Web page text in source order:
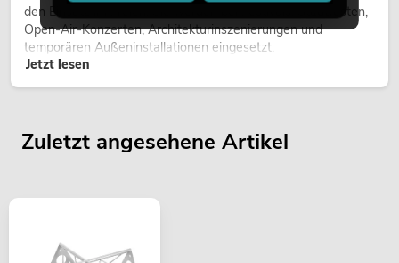
den Einsatz im Freien. Sie werden bei Festivals, Stadtfesten,
Open-Air-Konzerten, Architekturinszenierungen und
temporären Außeninstallationen eingesetzt.
Jetzt lesen
Zuletzt angesehene Artikel